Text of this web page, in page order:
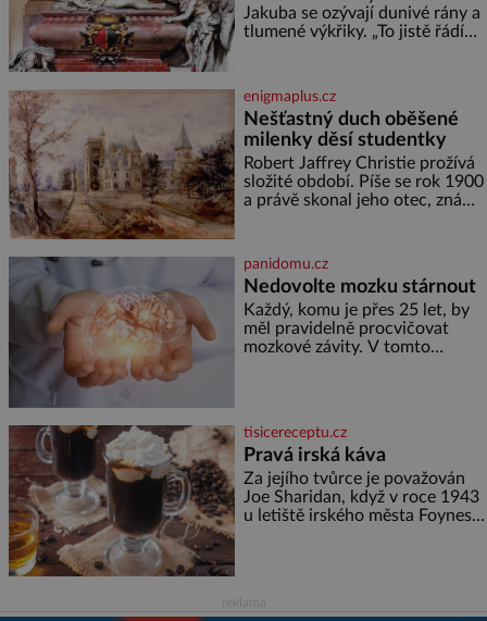
vznikne jeden z
nejdokonalejších organismů
Jakuba se ozývají dunivé rány a
tlumené výkřiky. „To jistě řádí
nikdo neodvážil podzemní
hrobku otevřít a její poklop tak
raději jen skrápí svěcenou
vodou. Za několik dní divné
burácení skutečně ustane. Když
o mnoho let později hrobku
enigmaplus.cz
Nešťastný duch oběšené
milenky děsí studentky
Robert Jaffrey Christie prožívá
složité období. Píše se rok 1900
a právě skonal jeho otec, známý
ale doprovázena ohromným
dědictvím
panidomu.cz
Nedovolte mozku stárnout
Každý, komu je přes 25 let, by
měl pravidelně procvičovat
mozkové závity. V tomto
marně v paměti lovíte název
knížky, kterou jste nedávno
přečetli. Je to opravdu tak, s
věkem jako kdyby se paměť
rozhodla stávkovat. Cvičte
tisicereceptu.cz
Pravá irská káva
Za jejího tvůrce je považován
Joe Sharidan, když v roce 1943
u letiště irského města Foynes